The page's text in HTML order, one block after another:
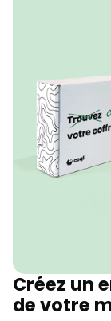
Créez un
de votre